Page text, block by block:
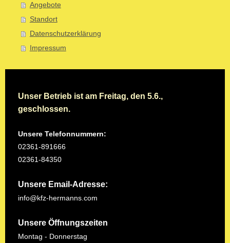
Angebote
Standort
Datenschutzerklärung
Impressum
Unser Betrieb ist am Freitag, den 5.6.,
geschlossen.
Unsere Telefonnummern:
02361-891666
02361-84350
Unsere Email-Adresse:
info@kfz-hermanns.com
Unsere Öffnungszeiten
Montag - Donnerstag